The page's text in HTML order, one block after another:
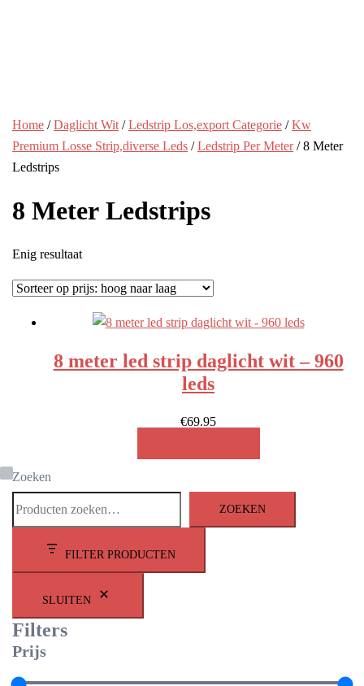
Home /Daglicht Wit /Ledstrip Los,export Categorie /Kw
Premium Losse Strip,diverse Leds /Ledstrip Per Meter/ 8 Meter
Ledstrips
8 Meter Ledstrips
Enig resultaat
8 meter led strip daglicht wit – 960
leds
€69.95
Zoeken
ZOEKEN
FILTER PRODUCTEN
SLUITEN
Filters
Prijs